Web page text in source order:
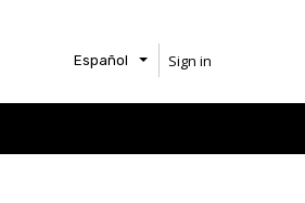
Español Sign in